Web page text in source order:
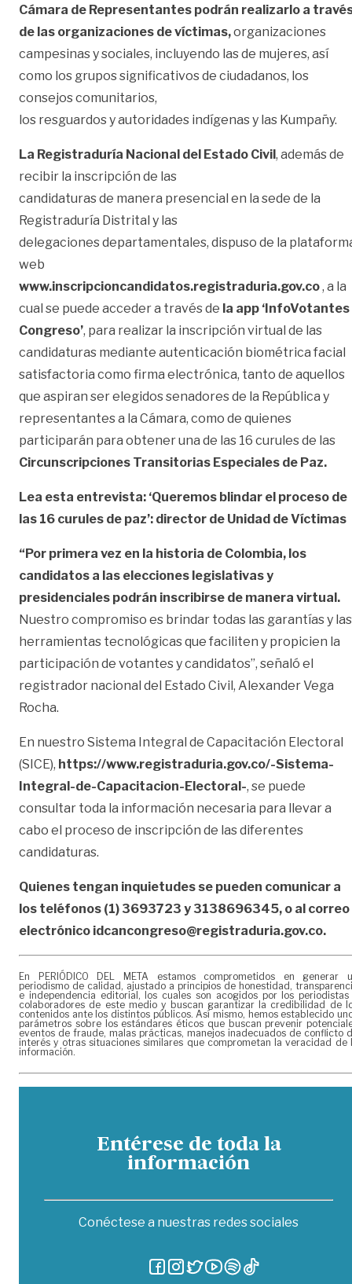
Cámara de Representantes podrán realizarlo a
de las organizaciones de víctimas,organizaciones
campesinas y sociales, incluyendo las de mujeres, así
como los grupos significativos de ciudadanos, los
consejos comunitarios,
los resguardos y autoridades indígenas y las Kumpañy.
La Registraduría Nacional del Estado Civil, además de
recibir la inscripción de las
candidaturas de manera presencial en la sede de la
Registraduría Distrital y las
delegaciones departamentales, dispuso de la
web
www.inscripcioncandidatos.registraduria.gov.co, a la
cual se puede acceder a través de la app ‘InfoVotantes
Congreso’, para realizar la inscripción virtual de las
candidaturas mediante autenticación biométrica facial
satisfactoria como firma electrónica, tanto de aquellos
que aspiran ser elegidos senadores de la República y
representantes a la Cámara, como de quienes
participarán para obtener una de las 16 curules de las
Circunscripciones Transitorias Especiales de Paz.
Lea esta entrevista: ‘Queremos blindar el proceso de
las 16 curules de paz’: director de Unidad de Víctimas
“Por primera vez en la historia de Colombia, los
candidatos a las elecciones legislativasy
presidenciales podrán inscribirse de manera virtual.
Nuestro compromiso es brindar todas las garantías y las
herramientas tecnológicas que faciliten y propicien la
participación de votantes y candidatos”, señaló el
registrador nacional del Estado Civil, Alexander Vega
Rocha.
En nuestro Sistema Integral de Capacitación Electoral
(SICE), https://www.registraduria.gov.co/-Sistema-
Integral-de-Capacitacion-Electoral-, se puede
consultar toda la información necesaria para llevar a
cabo el proceso de inscripción de las diferentes
candidaturas.
Quienes tengan inquietudes se pueden comunicar a
los teléfonos (1) 3693723 y 3138696345, o al correo
electrónico idcancongreso@registraduria.gov.co.
En PERIÓDICO DEL META estamos comprometidos en generar
periodismo de calidad, ajustado a principios de honestidad,
e independencia editorial, los cuales son acogidos por los periodistas
colaboradores de este medio y buscan garantizar la credibilidad de
contenidos ante los distintos públicos. Así mismo, hemos establecido
parámetros sobre los estándares éticos que buscan prevenir
eventos de fraude, malas prácticas, manejos inadecuados de conflicto
interés y otras situaciones similares que comprometan la veracidad de
información.
Entérese de toda la
información
Conéctese a nuestras redes sociales